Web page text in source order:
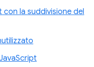
con la suddivisione del